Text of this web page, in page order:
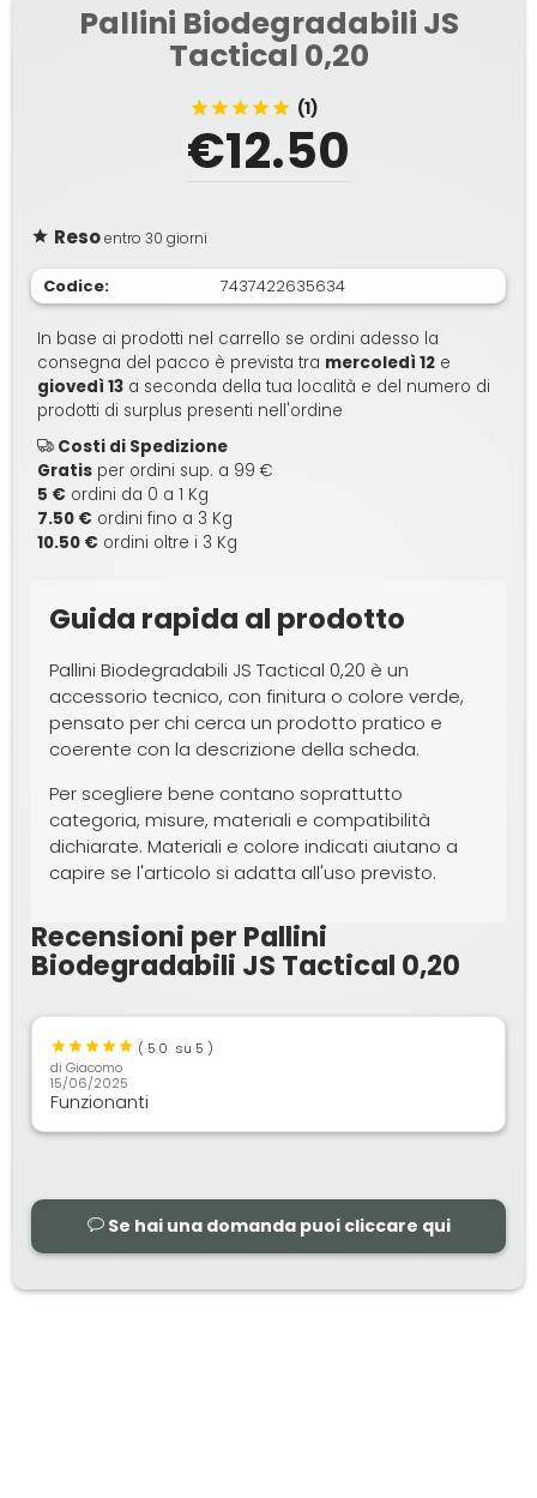
Pallini Biodegradabili JS
Tactical 0,20
(1)
€12.50
Resoentro 30 giorni
Codice: 7437422635634
In base ai prodotti nel carrello se ordini adesso la
consegna del pacco è prevista tra mercoledì 12 e
giovedì 13 a seconda della tua località e del numero di
prodotti di surplus presenti nell'ordine
Costi di Spedizione
Gratis per ordini sup. a 99 €
5 € ordini da 0 a 1 Kg
7.50 € ordini fino a 3 Kg
10.50 € ordini oltre i 3 Kg
Guida rapida al prodotto
Pallini Biodegradabili JS Tactical 0,20 è un
accessorio tecnico, con finitura o colore verde,
pensato per chi cerca un prodotto pratico e
coerente con la descrizione della scheda.
Per scegliere bene contano soprattutto
categoria, misure, materiali e compatibilità
dichiarate. Materiali e colore indicati aiutano a
capire se l'articolo si adatta all'uso previsto.
Recensioni per Pallini
Biodegradabili JS Tactical 0,20
( 5.0 su 5 )
diGiacomo
15/06/2025
Funzionanti
Se hai una domanda puoi cliccare qui